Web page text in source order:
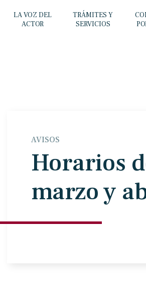
LA VOZ DEL
ACTOR
TRÁMITES Y
SERVICIOS
AVISOS
Horarios
marzo y